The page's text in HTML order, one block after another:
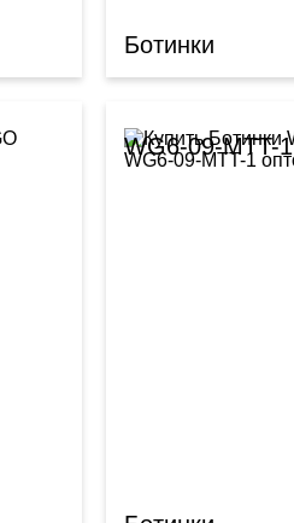
Ботинки
WG6-09-MTT-1